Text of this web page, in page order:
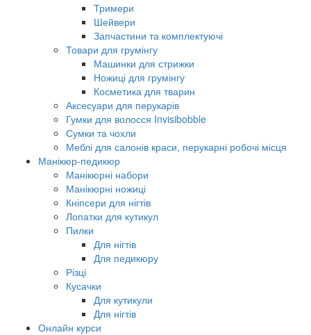
Тримери
Шейвери
Запчастини та комплектуючі
Товари для грумінгу
Машинки для стрижки
Ножиці для грумінгу
Косметика для тварин
Аксесуари для перукарів
Гумки для волосся Invisibobble
Сумки та чохли
Меблі для салонів краси, перукарні робочі місця
Манікюр-педикюр
Манікюрні набори
Манікюрні ножиці
Кніпсери для нігтів
Лопатки для кутикул
Пилки
Для нігтів
Для педикюру
Різці
Кусачки
Для кутикули
Для нігтів
Онлайн курси